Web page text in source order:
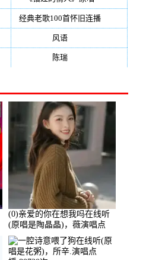
经典老歌100首怀旧连播(134)
风语(132)
陈瑞(128)
(0)亲爱的你在想我吗在线听
(原唱是陶晶晶)，薇演唱点
播:159722次